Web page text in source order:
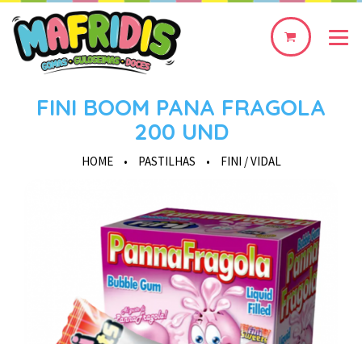
0
FINI BOOM PANA FRAGOLA
200 UND
HOME • PASTILHAS • FINI / VIDAL